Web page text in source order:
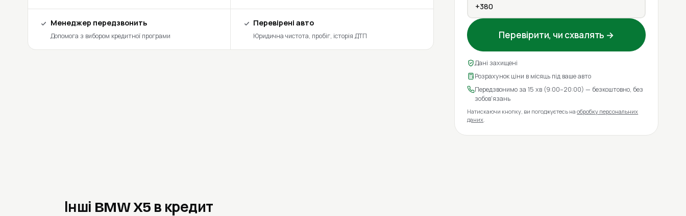
Менеджер передзвонить
Допомога з вибором кредитної програми
Перевірені авто
Юридична чистота, пробіг, історія ДТП Перевірити, чи схвалять →
Дані захищені
Розрахунок ціни в місяць під ваше авто
Передзвонимо за 15 хв (9:00–20:00) — безкоштовно, без
зобов'язань
Натискаючи кнопку, ви погоджуєтесь наобробку персональних
даних
Інші BMW X5 в кредит